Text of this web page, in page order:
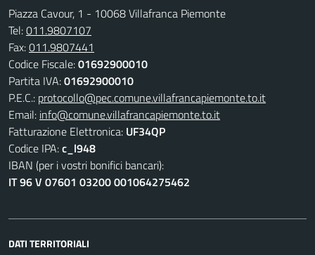
Piazza Cavour, 1 - 10068 Villafranca Piemonte
Tel:011.9807107
Fax:011.9807441
Codice Fiscale:01692900010
Partita IVA:01692900010
P.E.C.: protocollo@pec.comune.villafrancapiemonte.to.it
Email: info@comune.villafrancapiemonte.to.it
Fatturazione Elettronica: UF34QP
Codice IPA:c_l948
IBAN (per i vostri bonifici bancari):
IT 96 V 07601 03200 001064275462
DATI TERRITORIALI